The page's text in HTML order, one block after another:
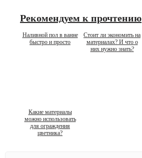
Рекомендуем к прочтению
Наливной пол в ванне
быстро и просто
Стоит ли экономить на
материалах? И что о
них нужно знать?
Какие материалы
можно использовать
для ограждения
цветника?